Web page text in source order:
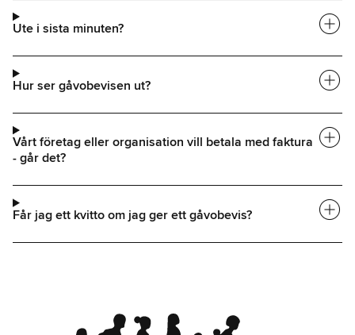
Ute i sista minuten? add_circle
Hur ser gåvobevisen ut? add_circle
Vårt företag eller organisation vill betala med faktura
- går det?
add_circle
Får jag ett kvitto om jag ger ett gåvobevis? add_circle